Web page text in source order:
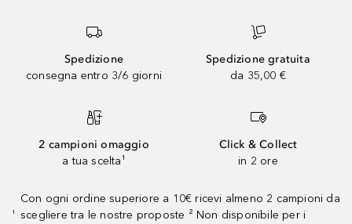
Spedizione
consegna entro 3/6 giorni
Spedizione gratuita
da 35,00 €
2 campioni omaggio
a tua scelta¹
Click & Collect
in 2 ore
¹
Con ogni ordine superiore a 10€ ricevi almeno 2 campioni da
scegliere tra le nostre proposte ² Non disponibile per i